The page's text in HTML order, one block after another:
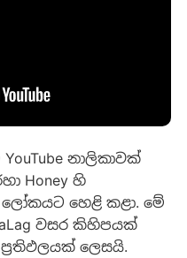
නාලිකාවක්
Honey හි
හෙළි කළා. මේ
වසර කිහිපයක්
ලෙසයි.